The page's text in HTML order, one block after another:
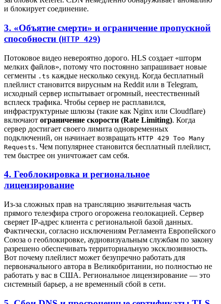
и блокирует соединение.
3. «Объятие смерти» и ограничение пропускной
способности (HTTP 429)
Потоковое видео невероятно дорого. HLS создает «шторм
мелких файлов», потому что постоянно запрашивает новые
сегменты .ts каждые несколько секунд. Когда бесплатный
плейлист становится вирусным на Reddit или в Telegram,
исходный сервер испытывает огромный, неестественный
всплеск трафика. Чтобы сервер не расплавился,
инфраструктурные шлюзы (такие как Nginx или Cloudflare)
включают ограничение скорости (Rate Limiting). Когда
сервер достигает своего лимита одновременных
подключений, он начинает возвращать HTTP 429 Too Many
Requests. Чем популярнее становится бесплатный плейлист,
тем быстрее он уничтожает сам себя.
4. Геоблокировка и региональное
лицензирование
Из-за сложных прав на трансляцию значительная часть
прямого телеэфира строго огорожена геолокацией. Сервер
сверяет IP-адрес клиента с региональной базой данных.
Фактически, согласно исключениям Регламента Европейского
Союза о геоблокировке, аудиовизуальным службам по закону
разрешено обеспечивать территориальную эксклюзивность.
Вот почему плейлист может безупречно работать для
первоначального автора в Великобритании, но полностью не
работать у вас в США. Региональное лицензирование — это
системный барьер, а не временный сбой в сети.